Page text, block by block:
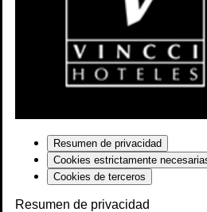
Resumen de privacidad
Cookies estrictamente
Cookies de terceros
Resumen de privacidad